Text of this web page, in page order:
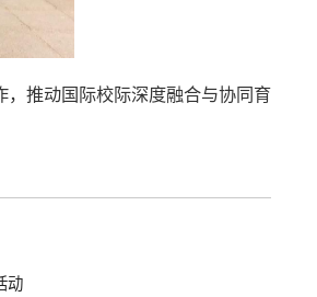
推动国际校际深度融合与协同育
动